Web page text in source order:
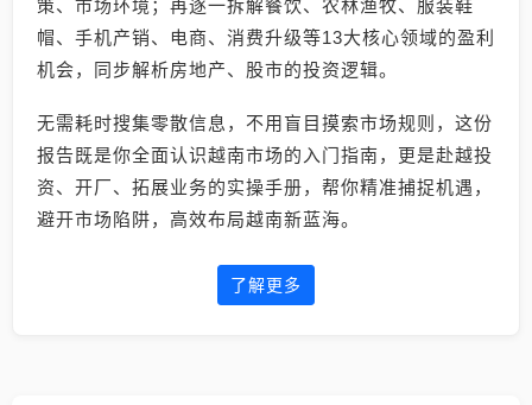
策、市场环境；再逐一拆解餐饮、农林渔牧、服装鞋
帽、手机产销、电商、消费升级等13大核心领域的盈利
机会，同步解析房地产、股市的投资逻辑。
无需耗时搜集零散信息，不用盲目摸索市场规则，这份
报告既是你全面认识越南市场的入门指南，更是赴越投
资、开厂、拓展业务的实操手册，帮你精准捕捉机遇，
避开市场陷阱，高效布局越南新蓝海。
了解更多